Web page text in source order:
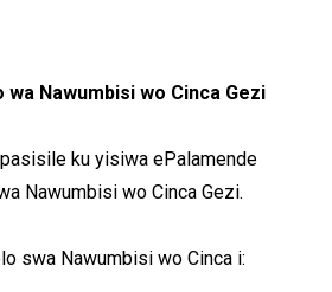
Nawumbisi wo Cinca Gezi
ku yisiwa ePalamende
Nawumbisi wo Cinca Gezi.
swa Nawumbisi wo Cinca i: